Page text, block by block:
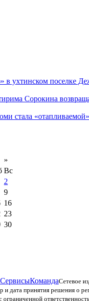
в ухтинском поселке
Сорокина
стала
»
Вс
2
9
16
23
30
СервисыКомандаСетевое
и дата принятия решения о
ограниченной